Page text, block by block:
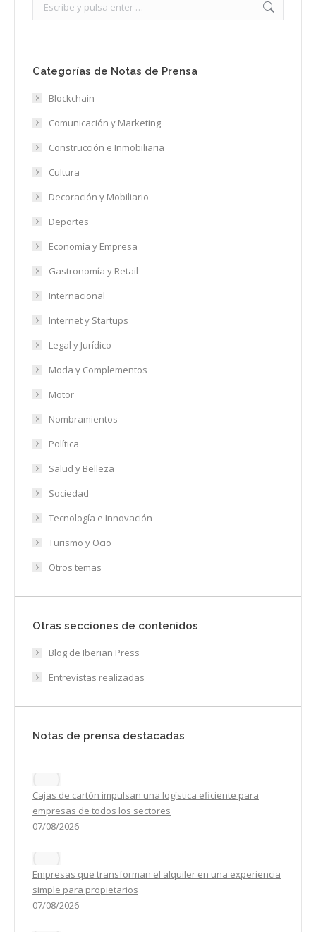
Categorías de Notas de Prensa
Blockchain
Comunicación y Marketing
Construcción e Inmobiliaria
Cultura
Decoración y Mobiliario
Deportes
Economía y Empresa
Gastronomía y Retail
Internacional
Internet y Startups
Legal y Jurídico
Moda y Complementos
Motor
Nombramientos
Política
Salud y Belleza
Sociedad
Tecnología e Innovación
Turismo y Ocio
Otros temas
Otras secciones de contenidos
Blog de Iberian Press
Entrevistas realizadas
Notas de prensa destacadas
Cajas de cartón impulsan una logística eficiente para
empresas de todos los sectores
07/08/2026
Empresas que transforman el alquiler en una experiencia
simple para propietarios
07/08/2026